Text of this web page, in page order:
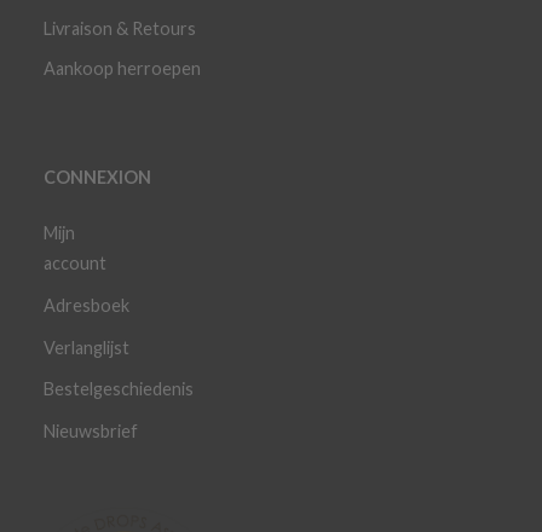
Livraison & Retours
Aankoop herroepen
CONNEXION
Mijn
account
Adresboek
Verlanglijst
Bestelgeschiedenis
Nieuwsbrief